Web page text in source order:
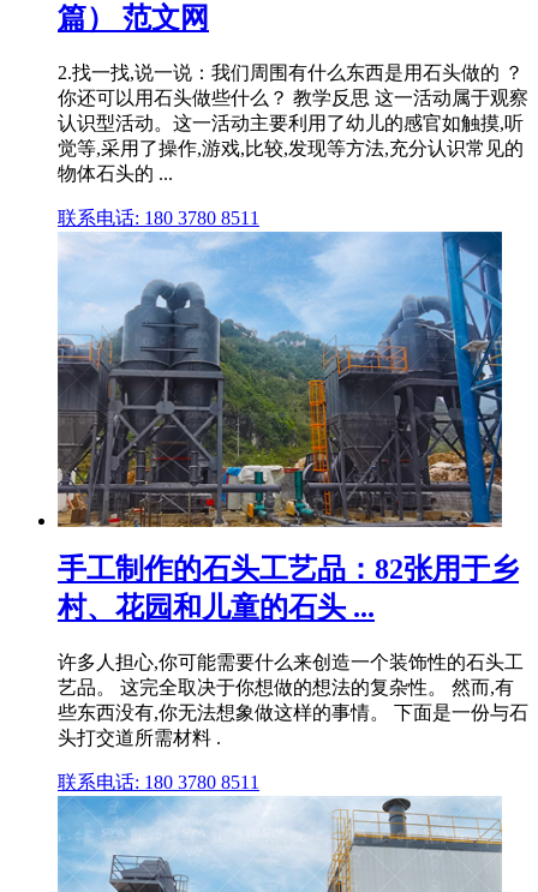
篇） 范文网
2.找一找,说一说：我们周围有什么东西是用石头做的 ？
你还可以用石头做些什么？ 教学反思 这一活动属于观察
认识型活动。这一活动主要利用了幼儿的感官如触摸,听
觉等,采用了操作,游戏,比较,发现等方法,充分认识常见的
物体石头的 ...
联系电话: 180 3780 8511
手工制作的石头工艺品：82张用于乡
村、花园和儿童的石头 ...
许多人担心,你可能需要什么来创造一个装饰性的石头工
艺品。 这完全取决于你想做的想法的复杂性。 然而,有
些东西没有,你无法想象做这样的事情。 下面是一份与石
头打交道所需材料 .
联系电话: 180 3780 8511